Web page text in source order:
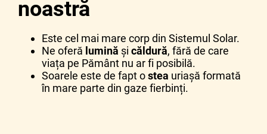
noastră
Este cel mai mare corp din Sistemul Solar.
Ne oferă lumină și căldură, fără de care
viața pe Pământ nu ar fi posibilă.
Soarele este de fapt ostea uriașă formată
în mare parte din gaze fierbinți.